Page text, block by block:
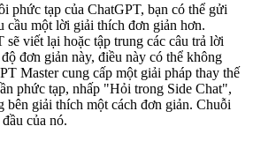
phức tạp của ChatGPT, bạn có thể gửi
cầu một lời giải thích đơn giản hơn.
viết lại hoặc tập trung các câu trả lời
đơn giản này, điều này có thể không
Master cung cấp một giải pháp thay thế
phức tạp, nhấp "Hỏi trong Side Chat",
bên giải thích một cách đơn giản. Chuỗi
của nó.